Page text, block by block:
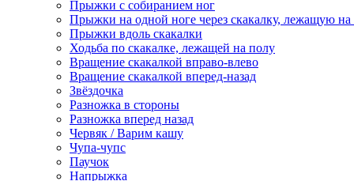
Прыжки с собиранием ног
Прыжки на одной ноге через скакалку, лежащую на
Прыжки вдоль скакалки
Ходьба по скакалке, лежащей на полу
Вращение скакалкой вправо-влево
Вращение скакалкой вперед-назад
Звёздочка
Разножка в стороны
Разножка вперед назад
Червяк / Варим кашу
Чупа-чупс
Паучок
Напрыжка